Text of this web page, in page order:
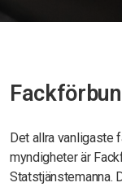
Det allra vanligaste
myndigheter är
Statstjänstemanna.